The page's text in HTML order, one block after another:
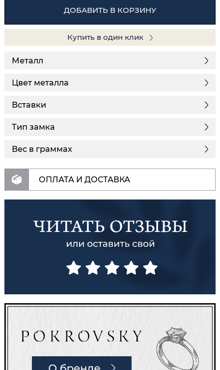
ДОБАВИТЬ В КОРЗИНУ
Купить в один клик
Металл
Цвет металла
Вставки
Тип замка
Вес в граммах
ОПЛАТА И ДОСТАВКА